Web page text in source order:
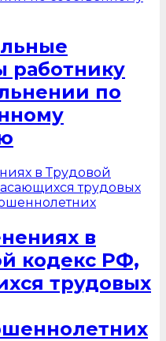
работнику
по
в
кодекс РФ,
трудовых